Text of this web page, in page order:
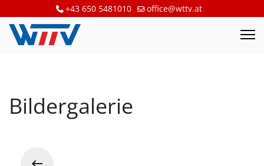
+43 650 5481010 office@wttv.at
Bildergalerie